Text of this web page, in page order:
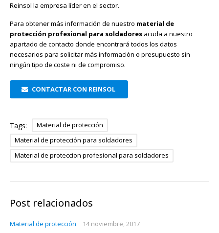
Reinsol la empresa líder en el sector.
Para obtener más información de nuestro material de
protección profesional para soldadores acuda a nuestro
apartado de contacto donde encontrará todos los datos
necesarios para solicitar más información o presupuesto sin
ningún tipo de coste ni de compromiso.
CONTACTAR CON REINSOL
Tags:
Material de protección
Material de protección para soldadores
Material de proteccion profesional para soldadores
Post relacionados
Material de protección
14 noviembre, 2017